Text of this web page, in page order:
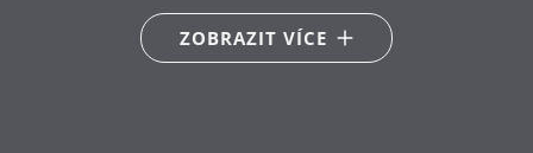
Péče o výrobky
lze mýt v myčce
ZOBRAZIT VÍCE